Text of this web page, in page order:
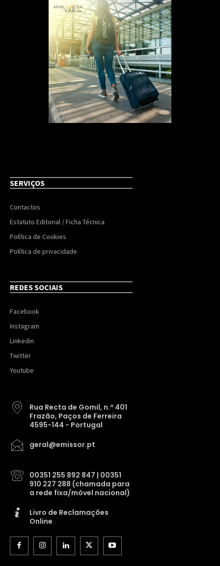
SERVIÇOS
Contactos
Estatuto Editorial / Ficha Técnica
Política de Cookies
Política de privacidade
REDES SOCIAIS
Facebook
Instagram
Linkedin
Twitter
Youtube
Rua Recta de Gomil, n.º 401
Frazão, Paços de Ferreira
4595-144 - Portugal
geral@emissor.pt
00351 255 892 847 | 00351
910 227 288 (chamada para
a rede fixa/móvel nacional)
Livro de Reclamações
Online